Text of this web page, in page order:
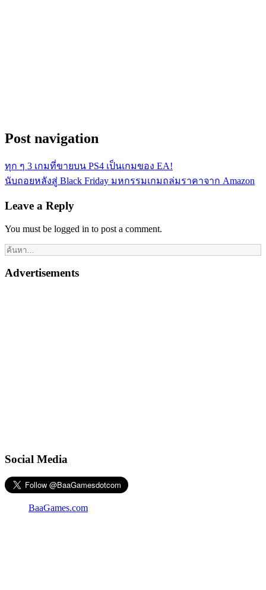
Post navigation
ทุก ๆ 3 เกมที่ขายบน PS4 เป็นเกมของ EA!
นับถอยหลังสู่ Black Friday มหกรรมเกมถล่มราคาจาก Amazon
Leave a Reply
You must be logged in to post a comment.
Advertisements
Social Media
BaaGames.com